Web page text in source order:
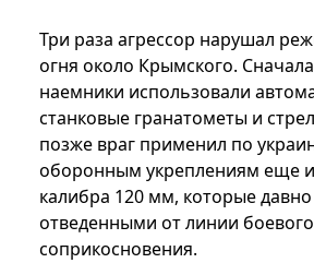
Три раза агрессор нарушал
огня около Крымского.
наемники использовали
станковые гранатометы и
позже враг применил по
оборонным укреплениям еще
калибра 120 мм, которые
отведенными от линии боевого
соприкосновения.